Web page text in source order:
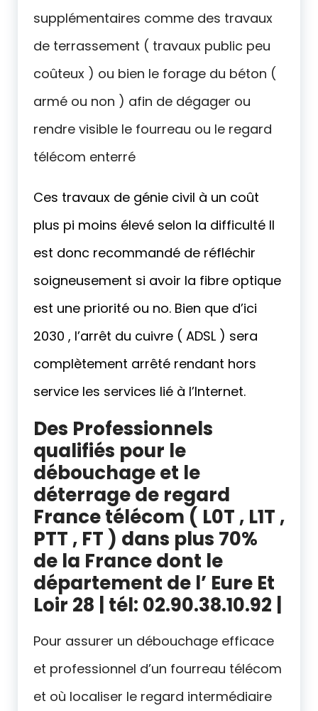
supplémentaires comme des travaux
de terrassement ( travaux public peu
coûteux ) ou bien le forage du béton (
armé ou non ) afin de dégager ou
rendre visible le fourreau ou le regard
télécom enterré
Ces travaux de génie civil à un coût
plus pi moins élevé selon la difficulté Il
est donc recommandé de réfléchir
soigneusement si avoir la fibre optique
est une priorité ou no. Bien que d’ici
2030 , l’arrêt du cuivre ( ADSL ) sera
complètement arrêté rendant hors
service les services lié à l’Internet.
Des Professionnels
qualifiés pour le
débouchage et le
déterrage de regard
France télécom ( L0T , L1T ,
PTT , FT ) dans plus 70%
de la France dont le
département de l’ Eure Et
Loir 28 | tél: 02.90.38.10.92 |
Pour assurer un débouchage efficace
et professionnel d’un fourreau télécom
et où localiser le regard intermédiaire